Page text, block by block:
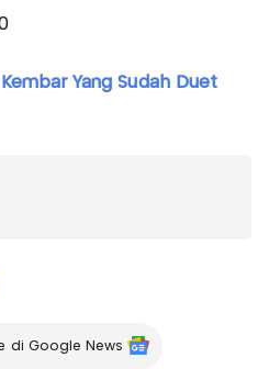
Yang Sudah Duet
di Google News